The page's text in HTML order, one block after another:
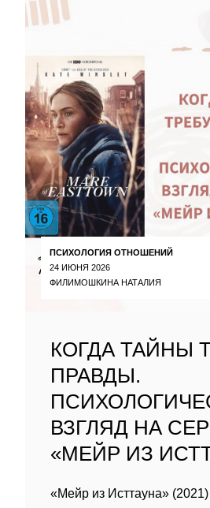
ПСИХОЛОГИЯ ОТНОШЕНИЙ
24 ИЮНЯ 2026
ФИЛИМОШКИНА НАТАЛИЯ
КОГДА ТАЙНЫ
ПРАВДЫ.
ВЗГЛЯД НА
«МЕЙР ИЗ
«Мейр из Исттауна»